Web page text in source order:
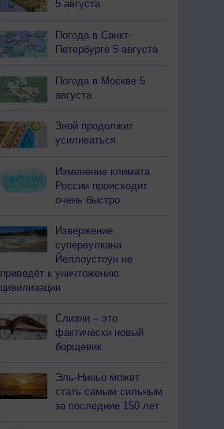
5 августа
Погода в Санкт-
Петербурге 5 августа
Погода в Москве 5
августа
Зной продолжит
усиливаться
Изменение климата
России происходит
очень быстро
Извержение
супервулкана
Йеллоустоун не
приведёт к уничтожению
цивилизации
Слизни – это
фактически новый
борщевик
Эль-Ниньо может
стать самым сильным
за последние 150 лет